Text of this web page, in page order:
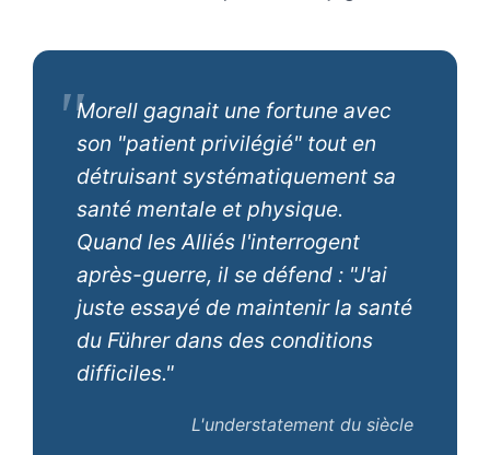
Morell gagnait une fortune avec
son "patient privilégié" tout en
détruisant systématiquement sa
santé mentale et physique.
Quand les Alliés l'interrogent
après-guerre, il se défend : "J'ai
juste essayé de maintenir la santé
du Führer dans des conditions
difficiles."
L'understatement du siècle